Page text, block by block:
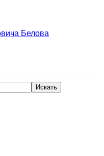
Белова
Искать